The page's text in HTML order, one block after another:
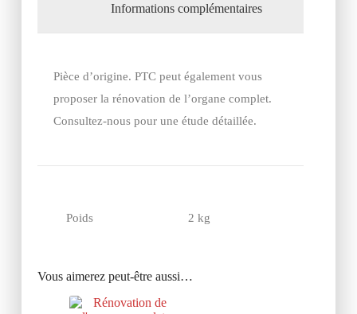
Informations complémentaires
Pièce d’origine. PTC peut également vous
proposer la rénovation de l’organe complet.
Consultez-nous pour une étude détaillée.
Poids 2 kg
Vous aimerez peut-être aussi…